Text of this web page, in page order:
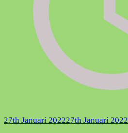
27th Januari 202227th Januari 2022